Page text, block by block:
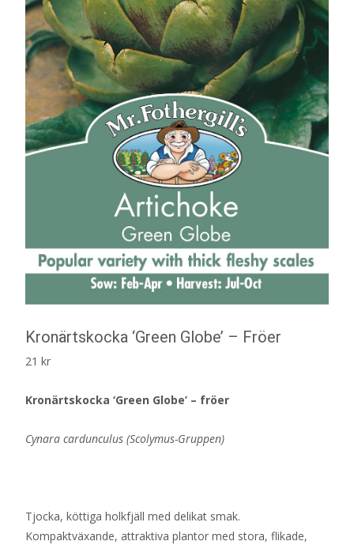
Kronärtskocka ‘Green Globe’ – Fröer
21 kr
Kronärtskocka ‘Green Globe’ – fröer
Cynara cardunculus (Scolymus-Gruppen)
Tjocka, köttiga holkfjäll med delikat smak.
Kompaktväxande, attraktiva plantor med stora, flikade,